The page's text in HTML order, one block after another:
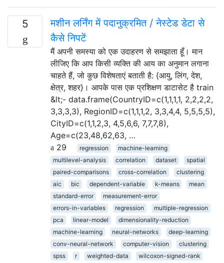
5
मशीन लर्निंग में पदानुक्रमित / नेस्टेड डेटा से
कैसे निपटें
मैं अपनी समस्या को एक उदाहरण से समझाता हूँ। मान
लीजिए कि आप किसी व्यक्ति की आय का अनुमान लगाना
चाहते हैं, जो कुछ विशेषताएं बताती है: {आयु, लिंग, देश,
क्षेत्र, शहर}। आपके पास एक प्रशिक्षण डाटासेट है train
&lt;- data.frame(CountryID=c(1,1,1,1, 2,2,2,2,
3,3,3,3), RegionID=c(1,1,1,2, 3,3,4,4, 5,5,5,5),
CityID=c(1,1,2,3, 4,5,6,6, 7,7,7,8),
Age=c(23,48,62,63, …
29
regression
machine-learning
multilevel-analysis
correlation dataset
spatial
paired-comparisons
cross-correlation
clustering
aic
bic dependent-variable k-means
mean
standard-error
measurement-error
errors-in-variables
regression
multiple-regression
pca
linear-model
dimensionality-reduction
machine-learning
neural-networks
deep-learning
conv-neural-network
computer-vision
clustering
spss
r weighted-data
wilcoxon-signed-rank